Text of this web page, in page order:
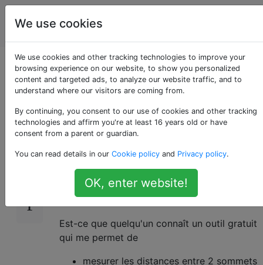
impression
en 3D
Outil de mesure dans
les fichiers STL
imprimante 3D à l'aide d'OpenSCAD. Avoir
quelques fichiers STL du fournisseur, mais
rien d'autre (pas de dessin technique, pas de
fichiers CAD).
Est-ce que quelqu'un connaît un outil gratuit
qui me permet de
mesurer les distances entre 2 sommets
We use cookies
We use cookies and other tracking technologies to improve your
browsing experience on our website, to show you personalized
content and targeted ads, to analyze our website traffic, and to
understand where our visitors are coming from.
By continuing, you consent to our use of cookies and other tracking
technologies and affirm you're at least 16 years old or have
consent from a parent or guardian.
You can read details in our Cookie policy and Privacy policy.
OK, enter website!